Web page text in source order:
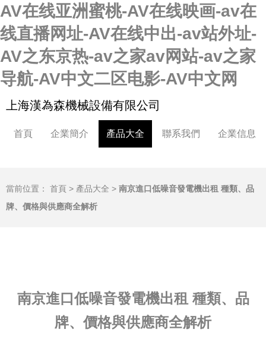
AV在线亚洲蜜桃-AV在线映画-av在
线直播网址-AV在线中出-av站外址-
AV之东京热-av之家av网站-av之家
导航-AV中文二区电影-AV中文网
上海漢為森機械設備有限公司
首頁 企業簡介 產品大全 聯系我們 企業信息
當前位置： 首頁 > 產品大全 > 南京進口低噪音發電機出租 種類、品
牌、價格與供應商全解析
南京進口低噪音發電機出租 種類、品
牌、價格與供應商全解析